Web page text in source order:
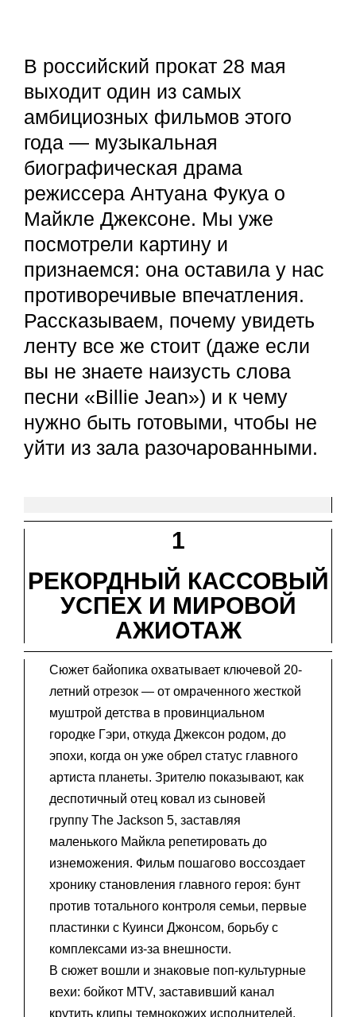
В российский прокат 28 мая
выходит один из самых
амбициозных фильмов этого
года — музыкальная
биографическая драма
режиссера Антуана Фукуа о
Майкле Джексоне. Мы уже
посмотрели картину и
признаемся: она оставила у нас
противоречивые впечатления.
Рассказываем, почему увидеть
ленту все же стоит (даже если
вы не знаете наизусть слова
песни «Billie Jean») и к чему
нужно быть готовыми, чтобы не
уйти из зала разочарованными.
1
РЕКОРДНЫЙ КАССОВЫЙ
УСПЕХ И МИРОВОЙ
АЖИОТАЖ
Сюжет байопика охватывает ключевой 20-
летний отрезок — от омраченного жесткой
муштрой детства в провинциальном
городке Гэри, откуда Джексон родом, до
эпохи, когда он уже обрел статус главного
артиста планеты. Зрителю показывают, как
деспотичный отец ковал из сыновей
группу The Jackson 5, заставляя
маленького Майкла репетировать до
изнеможения. Фильм пошагово воссоздает
хронику становления главного героя: бунт
против тотального контроля семьи, первые
пластинки с Куинси Джонсом, борьбу с
комплексами из-за внешности.
В сюжет вошли и знаковые поп-культурные
вехи: бойкот MTV, заставивший канал
крутить клипы темнокожих исполнителей,